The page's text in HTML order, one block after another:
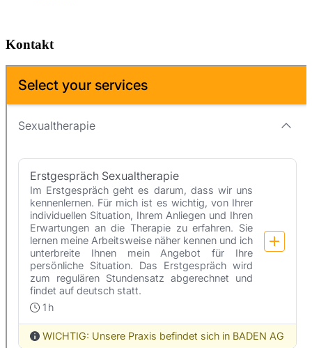
Kontakt